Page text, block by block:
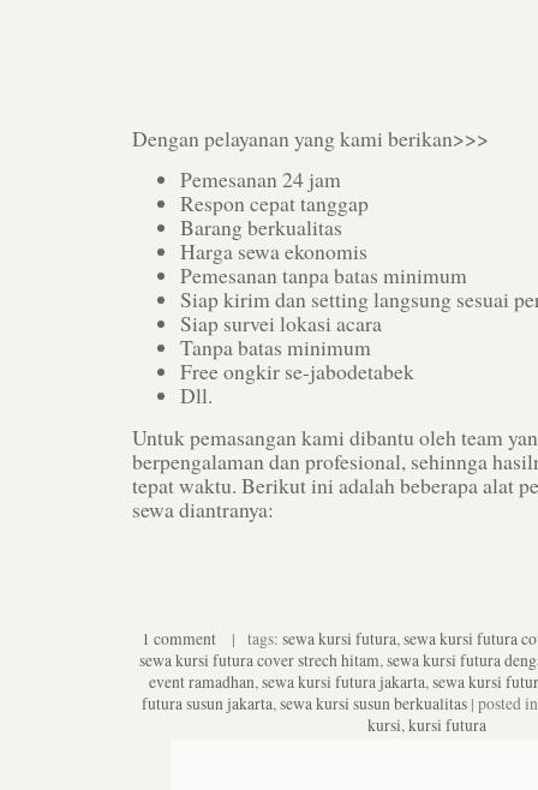
Dengan pelayanan yang kami berikan>>>
Pemesanan 24 jam
Respon cepat tanggap
Barang berkualitas
Harga sewa ekonomis
Pemesanan tanpa batas minimum
Siap kirim dan setting langsung sesuai
Siap survei lokasi acara
Tanpa batas minimum
Free ongkir se-jabodetabek
Dll.
Untuk pemasangan kami dibantu oleh team
berpengalaman dan profesional, sehinnga
tepat waktu. Berikut ini adalah beberapa alat
sewa diantranya:
1 comment| tags: sewa kursi futura, sewa kursi futura
sewa kursi futura cover strech hitam, sewa kursi futura
event ramadhan, sewa kursi futura jakarta, sewa kursi
futura susun jakarta, sewa kursi susun berkualitas| posted
kursi, kursi futura